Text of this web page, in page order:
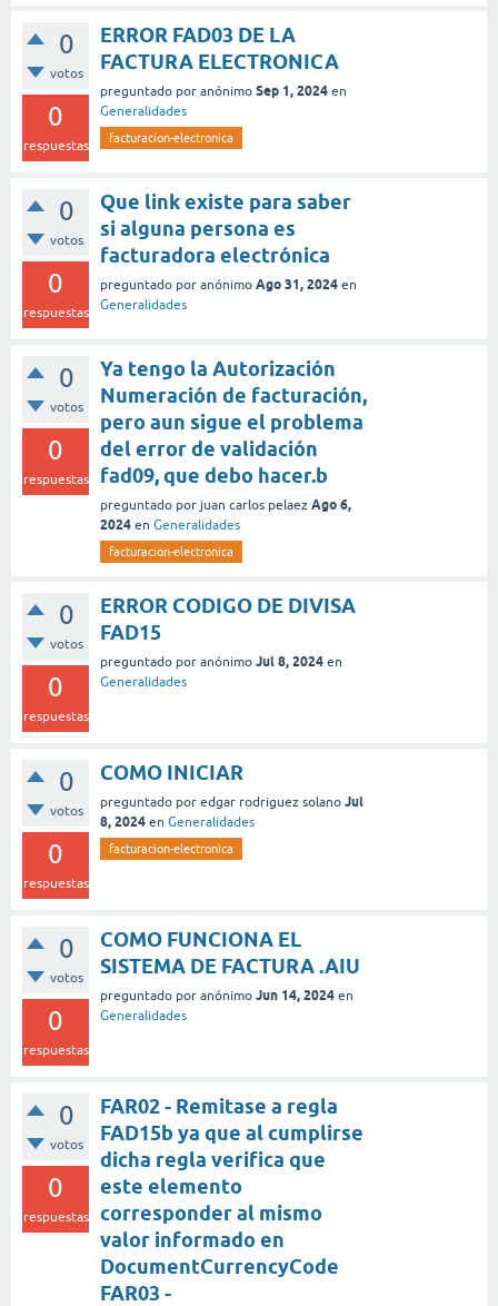
0
votos
0
respuestas
ERROR FAD03 DE LA
FACTURA ELECTRONICA
preguntado por anónimo Sep 1, 2024 en
Generalidades
facturacion-electronica
0
votos
0
respuestas
Que link existe para saber
si alguna persona es
facturadora electrónica
preguntado por anónimo Ago 31, 2024 en
Generalidades
0
votos
0
respuestas
Ya tengo la Autorización
Numeración de facturación,
pero aun sigue el problema
del error de validación
fad09, que debo hacer.b
preguntado por juan carlos pelaez Ago 6,
2024 en Generalidades
facturacion-electronica
0
votos
0
respuestas
ERROR CODIGO DE DIVISA
FAD15
preguntado por anónimo Jul 8, 2024 en
Generalidades
0
votos
0
respuestas
COMO INICIAR
preguntado por edgar rodriguez solano Jul
8, 2024 en Generalidades
facturacion-electronica
0
votos
0
respuestas
COMO FUNCIONA EL
SISTEMA DE FACTURA .AIU
preguntado por anónimo Jun 14, 2024 en
Generalidades
0
votos
0
respuestas
FAR02 - Remitase a regla
FAD15b ya que al cumplirse
dicha regla verifica que
este elemento
corresponder al mismo
valor informado en
DocumentCurrencyCode
FAR03 -